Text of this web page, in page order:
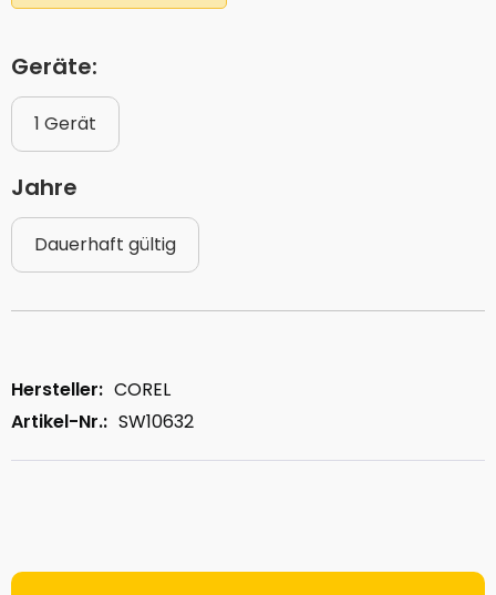
Geräte:
1 Gerät
Jahre
Dauerhaft gültig
Hersteller: COREL
Artikel-Nr.: SW10632